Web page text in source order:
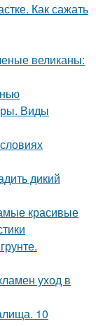
Как сажать
великаны:
Виды
дикий
красивые
уход в
10